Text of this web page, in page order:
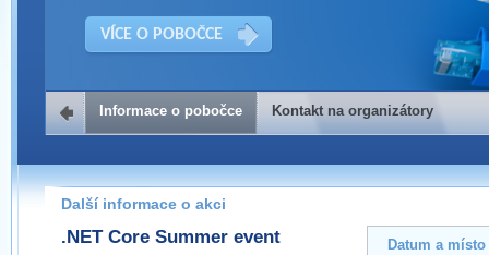
VÍCE O POBOČCE
Kontakt na organizátory
Pokud máte jakýkoliv dotaz na organizátory této akce,
prosím neváhejte nás kontaktovat na e-mailu:
brno@wug.cz
Informace o pobočce Kontakt na organizátory
Další informace o akci
.NET Core Summer event Datum a